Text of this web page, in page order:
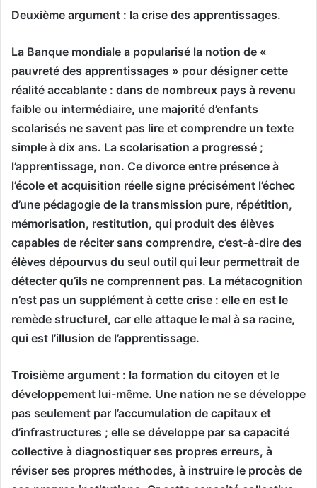
Deuxième argument : la crise des apprentissages.
La Banque mondiale a popularisé la notion de «
pauvreté des apprentissages » pour désigner cette
réalité accablante : dans de nombreux pays à revenu
faible ou intermédiaire, une majorité d’enfants
scolarisés ne savent pas lire et comprendre un texte
simple à dix ans. La scolarisation a progressé ;
l’apprentissage, non. Ce divorce entre présence à
l’école et acquisition réelle signe précisément l’échec
d’une pédagogie de la transmission pure, répétition,
mémorisation, restitution, qui produit des élèves
capables de réciter sans comprendre, c’est-à-dire des
élèves dépourvus du seul outil qui leur permettrait de
détecter qu’ils ne comprennent pas. La métacognition
n’est pas un supplément à cette crise : elle en est le
remède structurel, car elle attaque le mal à sa racine,
qui est l’illusion de l’apprentissage.
Troisième argument : la formation du citoyen et le
développement lui-même. Une nation ne se développe
pas seulement par l’accumulation de capitaux et
d’infrastructures ; elle se développe par sa capacité
collective à diagnostiquer ses propres erreurs, à
réviser ses propres méthodes, à instruire le procès de